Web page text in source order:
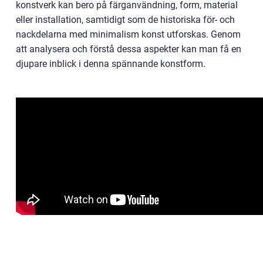
konstverk kan bero på färganvändning, form, material
eller installation, samtidigt som de historiska för- och
nackdelarna med minimalism konst utforskas. Genom
att analysera och förstå dessa aspekter kan man få en
djupare inblick i denna spännande konstform.